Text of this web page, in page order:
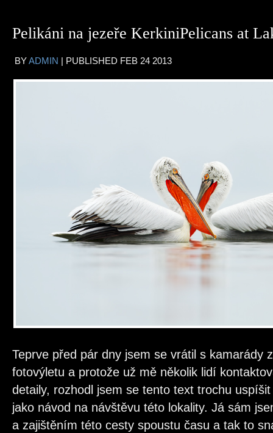
Pelikáni na jezeře KerkiniPelicans at
BYADMIN | PUBLISHED FEB 24 2013
Teprve před pár dny jsem se vrátil s kamarády
fotovýletu a protože už mě několik lidí
detaily, rozhodl jsem se tento text trochu
jako návod na návštěvu této lokality. Já sám
a zajištěním této cesty spoustu času a tak to